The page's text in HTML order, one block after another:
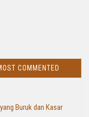
COMMENTED
Buruk dan Kasar